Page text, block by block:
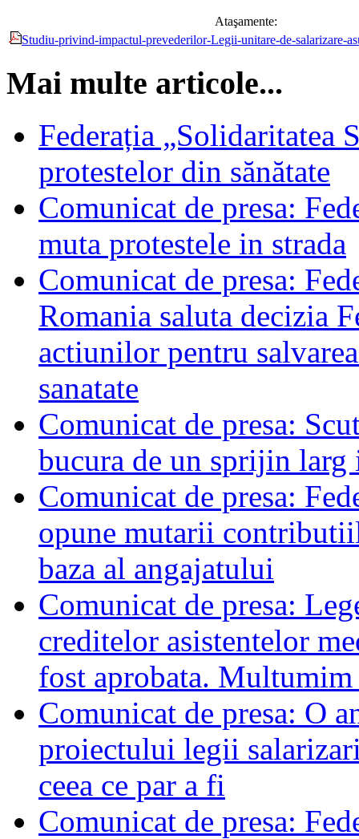
Ataşamente:
Studiu-privind-impactul-prevederilor-Legii-unitare-de-salarizare-
Mai multe articole...
Federația „Solidaritatea
protestelor din sănătate
Comunicat de presa:
muta protestele in strada
Comunicat de presa:
Romania saluta decizia
actiunilor pentru
sanatate
Comunicat de presa:
bucura de un sprijin
Comunicat de presa:
opune mutarii
baza al angajatului
Comunicat de presa:
creditelor asistentelor
fost aprobata.
Comunicat de presa: O
proiectului legii
ceea ce par a fi
Comunicat de presa: